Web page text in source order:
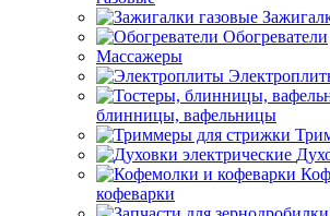
Обогреватели
Массажеры
блинницы, вафельницы
кофеварки